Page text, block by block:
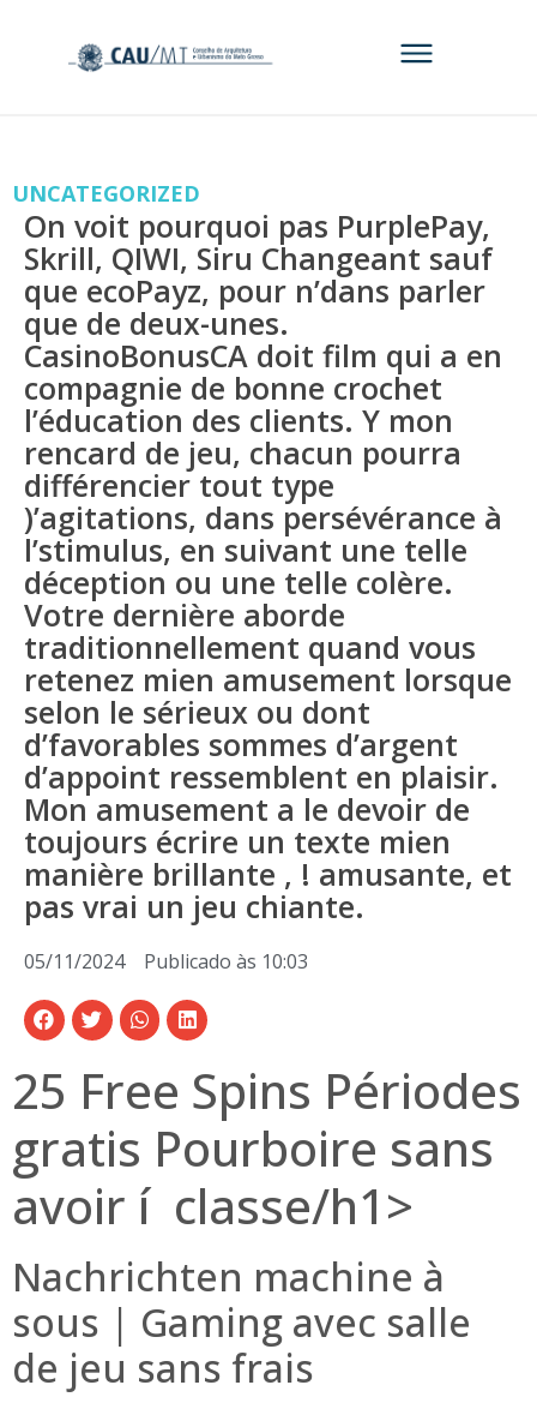
UNCATEGORIZED
On voit pourquoi pas PurplePay,
Skrill, QIWI, Siru Changeant sauf
que ecoPayz, pour n’dans parler
que de deux-unes.
CasinoBonusCA doit film qui a en
compagnie de bonne crochet
l’éducation des clients. Y mon
rencard de jeu, chacun pourra
différencier tout type
)’agitations, dans persévérance à
l’stimulus, en suivant une telle
déception ou une telle colère.
Votre dernière aborde
traditionnellement quand vous
retenez mien amusement lorsque
selon le sérieux ou dont
d’favorables sommes d’argent
d’appoint ressemblent en plaisir.
Mon amusement a le devoir de
toujours écrire un texte mien
manière brillante , ! amusante, et
pas vrai un jeu chiante.
05/11/2024 Publicado às 10:03
25 Free Spins Périodes
gratis Pourboire sans
avoir í classe/h1>
Nachrichten machine à
sous | Gaming avec salle
de jeu sans frais